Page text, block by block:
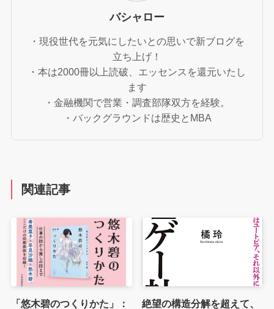
バシャロー
・現役世代を元気にしたいとの思いで新ブログを
立ち上げ！
・本は2000冊以上読破、エッセンスを還元いたし
ます
・金融機関で営業・調査部隊双方を経験。
・バックグラウンドは歴史とMBA
関連記事
「悠木碧のつくりかた」：
絶望の構造分解を超えて、